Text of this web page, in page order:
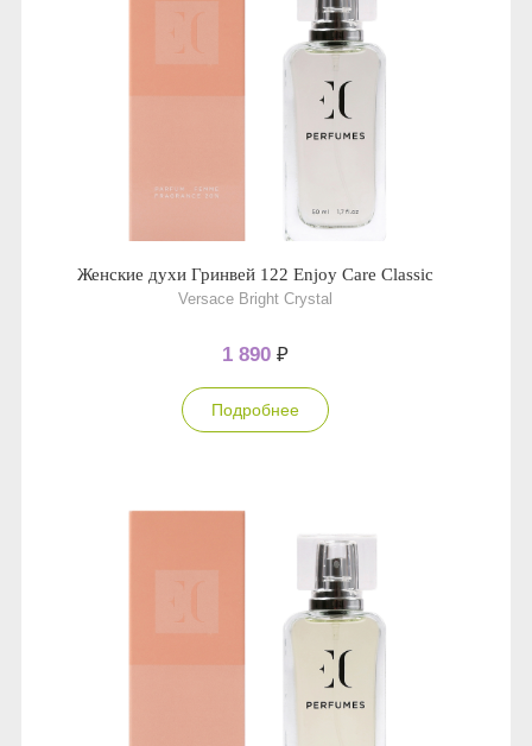
Женские духи Гринвей 122 Enjoy Care Classic
Versace Bright Crystal
1 890 ₽
Подробнее